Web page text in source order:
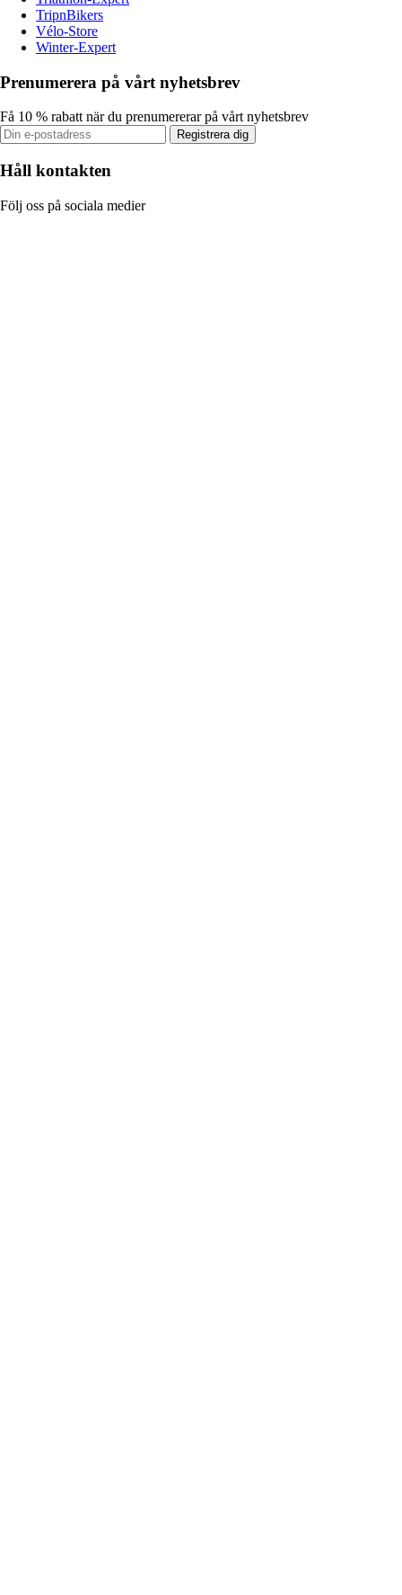
TripnBikers
Vélo-Store
Winter-Expert
Prenumerera på vårt nyhetsbrev
Få 10 % rabatt när du prenumererar på vårt nyhetsbrev
Registrera dig
Håll kontakten
Följ oss på sociala medier